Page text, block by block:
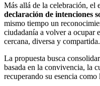
Más allá de la celebración, el
declaración de intenciones
mismo tiempo un
ciudadanía a volver a ocupar
cercana, diversa y compartida.
La propuesta busca consolidar
basada en la convivencia, la
recuperando su esencia